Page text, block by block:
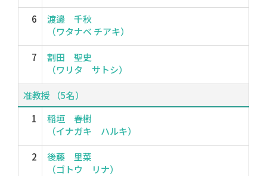
6
渡邊 千秋
（ワタナベ チアキ）
7
割田 聖史
（ワリタ サトシ）
准教授 （5名）
1
稲垣 春樹
（イナガキ ハルキ）
2
後藤 里菜
（ゴトウ リナ）